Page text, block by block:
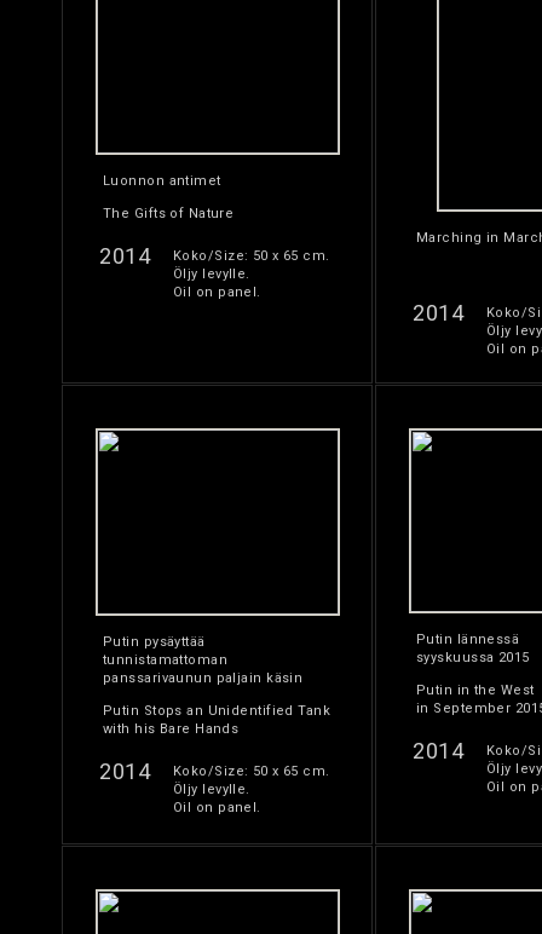
Luonnon antimet
The Gifts of Nature
2014
Koko/Size: 50 x 65 cm.
Öljy levylle.
Oil on panel.
Marching in
2014
Koko/
Öljy
Oil on
Putin pysäyttää
tunnistamattoman
panssarivaunun paljain käsin
Putin Stops an Unidentified Tank
with his Bare Hands
2014
Koko/Size: 50 x 65 cm.
Öljy levylle.
Oil on panel.
Putin lännessä
syyskuussa 2015
Putin in the West
in September
2014
Koko/
Öljy
Oil on